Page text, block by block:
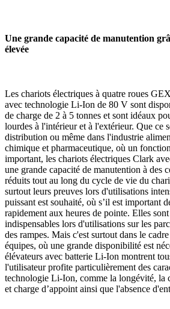
Une grande capacité de manutention
élevée
Les chariots électriques à quatre roues
avec technologie Li-Ion de 80 V sont
de charge de 2 à 5 tonnes et sont idéaux
lourdes à l'intérieur et à l'extérieur. Que ce
distribution ou même dans l'industrie
chimique et pharmaceutique, où un
important, les chariots électriques Clark
une grande capacité de manutention à des
réduits tout au long du cycle de vie du
surtout leurs preuves lors d'utilisations
puissant est souhaité, où s’il est important
rapidement aux heures de pointe. Elles
indispensables lors d'utilisations sur les
des rampes. Mais c'est surtout dans le
équipes, où une grande disponibilité est
élévateurs avec batterie Li-Ion montrent
l'utilisateur profite particulièrement des
technologie Li-Ion, comme la longévité, la
et charge d’appoint ainsi que l'absence